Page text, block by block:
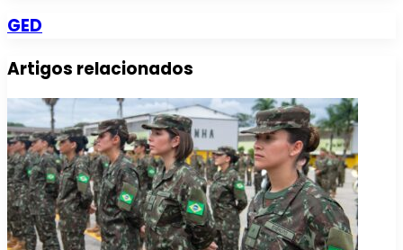
GED
Artigos relacionados